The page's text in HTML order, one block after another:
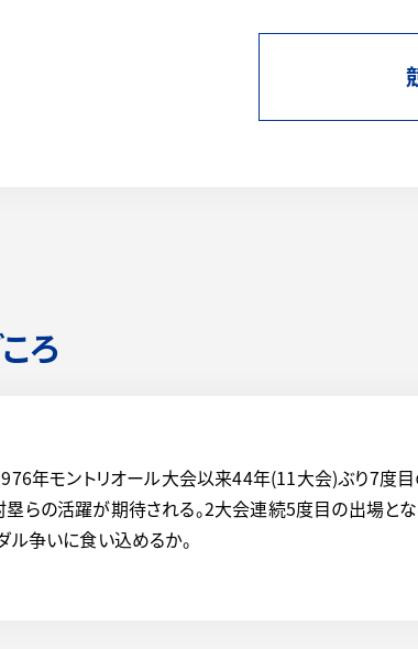
ろ
年モントリオール大会以来44年(11大会)ぶり7度
らの活躍が期待される。2大会連続5度目の出場と
ル争いに食い込めるか。